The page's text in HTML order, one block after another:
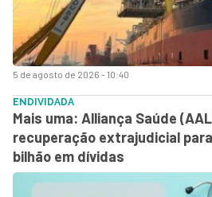
5 de agosto de 2026 - 10:40
ENDIVIDADA
Mais uma: Alliança Saúde
recuperação extrajudicial para
bilhão em dívidas